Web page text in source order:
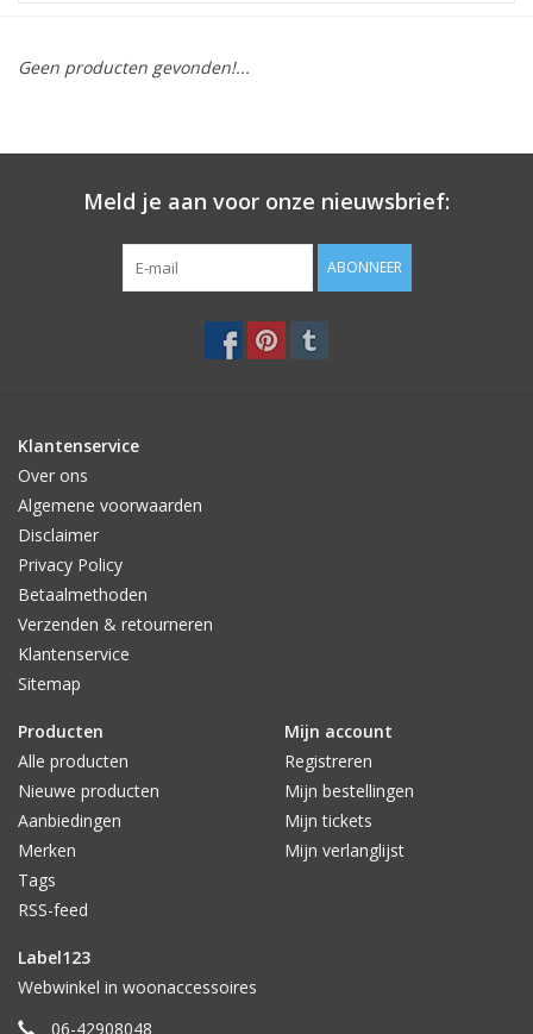
OUTDOOR
SALE
Geen producten gevonden!...
Meld je aan voor onze nieuwsbrief:
ABONNEER
Klantenservice
Over ons
Algemene voorwaarden
Disclaimer
Privacy Policy
Betaalmethoden
Verzenden & retourneren
Klantenservice
Sitemap
Producten
Alle producten
Nieuwe producten
Aanbiedingen
Merken
Tags
RSS-feed
Mijn account
Registreren
Mijn bestellingen
Mijn tickets
Mijn verlanglijst
Label123
Webwinkel in woonaccessoires
06-42908048